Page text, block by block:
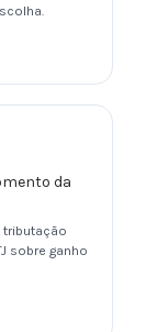
da
tributação
sobre ganho